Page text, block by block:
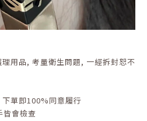
用品, 考量衛生問題, 一經拆封恕不
單即100%同意履行
皆會檢查